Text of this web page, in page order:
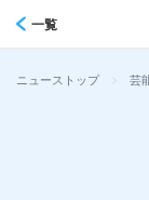
一覧
ニューストップ > 芸